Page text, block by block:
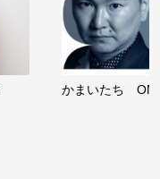
かまいたち